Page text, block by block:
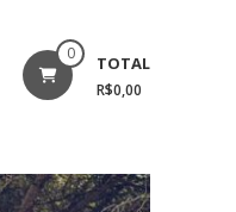
0 TOTAL
R$0,00